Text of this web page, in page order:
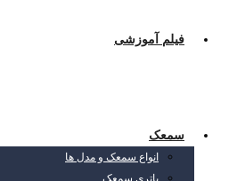
فیلم آموزشی
سمعک
انواع سمعک و مدل ها
باتری سمعک